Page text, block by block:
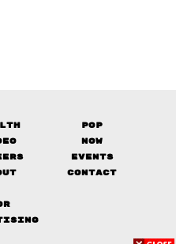
Pop
Now
Events
Contact